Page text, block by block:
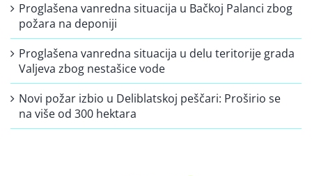
Proglašena vanredna situacija u Bačkoj Palanci zbog
požara na deponiji
Proglašena vanredna situacija u delu teritorije grada
Valjeva zbog nestašice vode
Novi požar izbio u Deliblatskoj peščari: Proširio se
na više od 300 hektara